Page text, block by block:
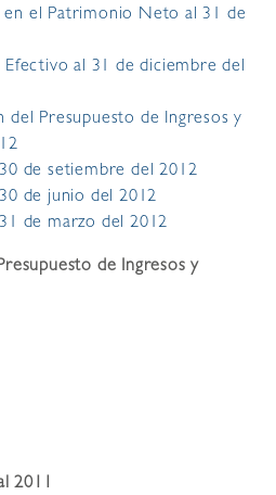
en el Patrimonio Neto al 31 de
Efectivo al 31 de diciembre del
del Presupuesto de Ingresos y
de setiembre del 2012
de junio del 2012
de marzo del 2012
de Ingresos y
2011